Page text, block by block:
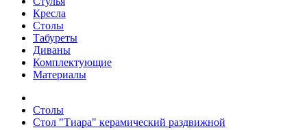
Кресла
Столы
Табуреты
Диваны
Комплектующие
Материалы
Столы
Стол "Тиара" керамический раздвижной